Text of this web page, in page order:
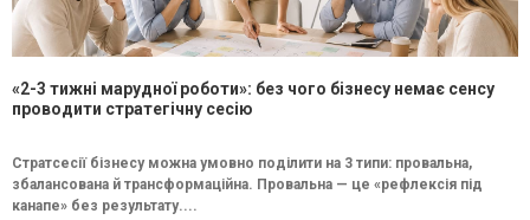
«2-3 тижні марудної роботи»: без чого бізнесу немає сенсу
проводити стратегічну сесію
Стратсесії бізнесу можна умовно поділити на 3 типи: провальна,
збалансована й трансформаційна. Провальна — це «рефлексія під
канапе» без результату....